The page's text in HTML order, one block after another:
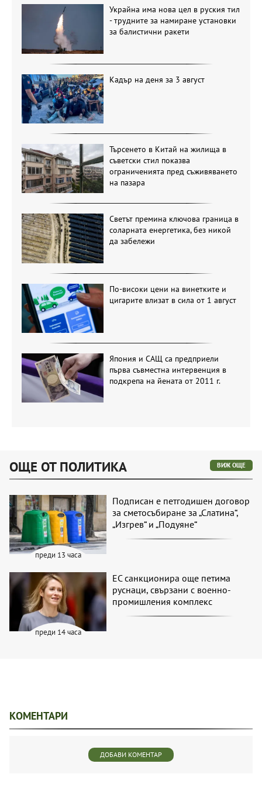
Украйна има нова цел в руския тил
- трудните за намиране установки
за балистични ракети
Кадър на деня за 3 август
Търсенето в Китай на жилища в
съветски стил показва
ограниченията пред съживяването
на пазара
Светът премина ключова граница в
соларната енергетика, без никой
да забележи
По-високи цени на винетките и
цигарите влизат в сила от 1 август
Япония и САЩ са предприели
първа съвместна интервенция в
подкрепа на йената от 2011 г.
ОЩЕ ОТ ПОЛИТИКА ВИЖ ОЩЕ
преди 13 часа
Подписан е петгодишен договор
за сметосъбиране за „Слатина“,
„Изгрев“ и „Подуяне“
преди 14 часа
ЕС санкционира още петима
руснаци, свързани с военно-
промишления комплекс
КОМЕНТАРИ
ДОБАВИ КОМЕНТАР